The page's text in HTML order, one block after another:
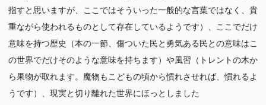
指すと思いますが、ここではそういった一般的な言葉ではなく、貴
重ながら使われるものとして存在しているようです）、ここでだけ
意味を持つ歴史（本の一節、傷ついた民と勇気ある民との意味はこ
の世界でだけそのような意味を持ちます）や風習（トレントの木か
ら果物が取れます。魔物もこどもの頃から慣れさせれば、慣れるよ
うです）、現実と切り離れた世界にほっとしました